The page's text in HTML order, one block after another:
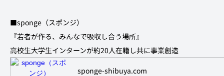
■sponge（スポンジ）
『若者が作る、みんなで吸収し合う場所』
高校生大学生インターンが約20人在籍し共に事業創造
sponge-shibuya.com